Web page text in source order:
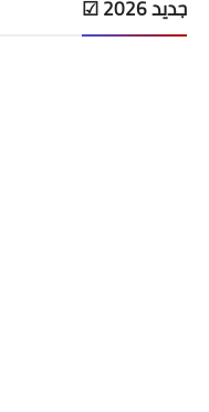
جديد 2026 ☑